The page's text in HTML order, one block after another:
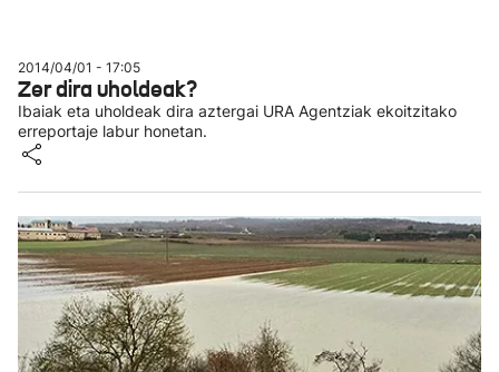
2014/04/01 - 17:05
Zer dira uholdeak?
Ibaiak eta uholdeak dira aztergai URA Agentziak ekoitzitako
erreportaje labur honetan.